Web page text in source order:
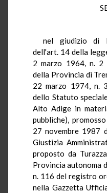
nel giudizio di
dell'art. 14 della
2 marzo 1964, n. 2
della Provincia di
22 marzo 1974, n.
dello Statuto
Alto Adige in
pubbliche),
27 novembre 1987
Giustizia
proposto da
Provincia autonoma
n. 116 del registro
nella Gazzetta